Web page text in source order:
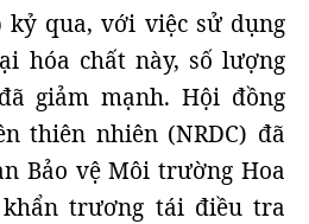
kỷ qua, với việc sử dụng
hóa chất này, số lượng
giảm mạnh. Hội đồng
thiên nhiên (NRDC) đã
Bảo vệ Môi trường Hoa
khẩn trương tái điều tra